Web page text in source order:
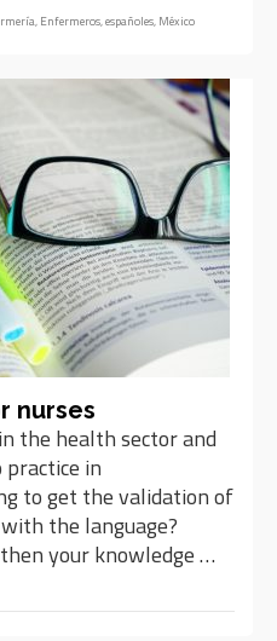
, Enfermeros,españoles, México
nurses
the health sector and
in
to get the validation of
the language?
your knowledge …